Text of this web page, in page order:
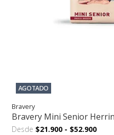
AGOTADO
Bravery
Bravery Mini Senior
Desde $21.900 - $52.900